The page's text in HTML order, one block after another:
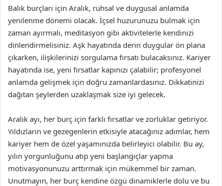
Balık burçları için Aralık, ruhsal ve duygusal anlamda
yenilenme dönemi olacak. İçsel huzurunuzu bulmak için
zaman ayırmalı, meditasyon gibi aktivitelerle kendinizi
dinlendirmelisiniz. Aşk hayatında derin duygular ön plana
çıkarken, ilişkilerinizi sorgulama fırsatı bulacaksınız. Kariyer
hayatında ise, yeni fırsatlar kapınızı çalabilir; profesyonel
anlamda gelişmek için doğru zamanlardasınız. Dikkatinizi
dağıtan şeylerden uzaklaşmak size iyi gelecek.
Aralık ayı, her burç için farklı fırsatlar ve zorluklar getiriyor.
Yıldızların ve gezegenlerin etkisiyle atacağınız adımlar, hem
kariyer hem de özel yaşamınızda belirleyici olabilir. Bu ay,
yılın yorgunluğunu atıp yeni başlangıçlar yapma
motivasyonunuzu arttırmak için mükemmel bir zaman.
Unutmayın, her burç kendine özgü dinamiklerle dolu ve bu